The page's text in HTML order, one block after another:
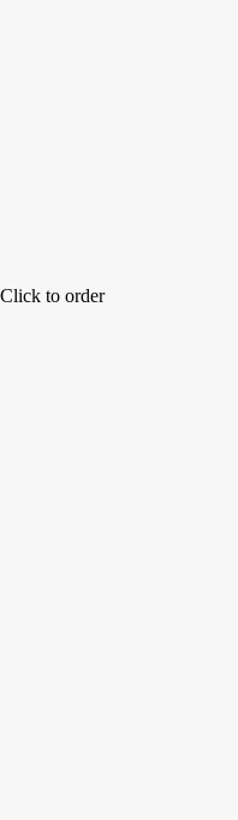
Click to order